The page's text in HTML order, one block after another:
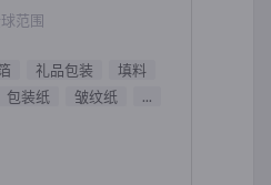
范围
礼品包装
填料
包装纸 皱纹纸 ...